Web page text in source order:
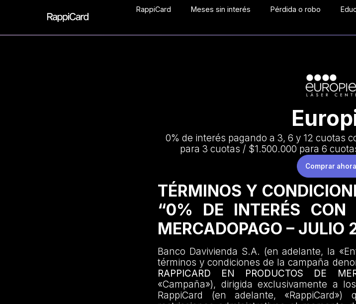
RappiCard Meses sin interés Pérdida o robo
0% de interés pagando a 3, 6 y 12 cuotas
para 3 cuotas / $1.500.000 para 6
Comprar ahora
TÉRMINOS Y
“0% DE INTERÉS CON
MERCADOPAGO – JULIO
Banco Davivienda S.A. (en adelante, la
términos y condiciones de la campaña
RAPPICARD EN PRODUCTOS DE
«Campaña»), dirigida exclusivamente a
RappiCard (en adelante,